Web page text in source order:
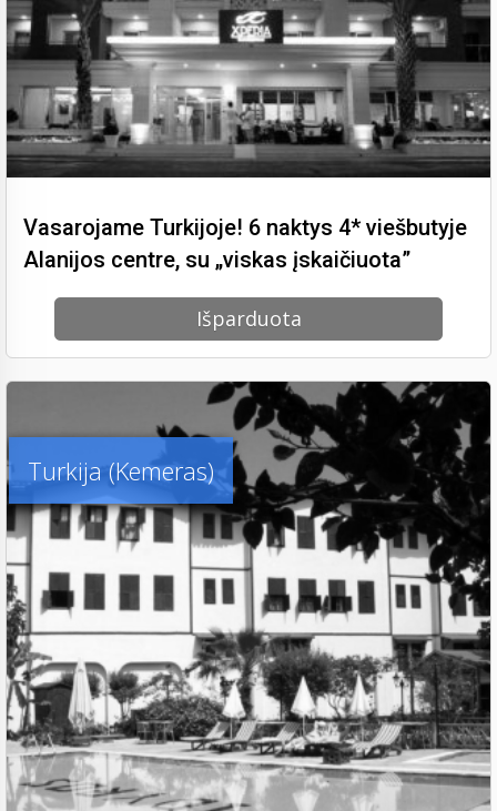
Vasarojame Turkijoje! 6 naktys 4* viešbutyje
Alanijos centre, su „viskas įskaičiuota”
Išparduota
Turkija (Kemeras)